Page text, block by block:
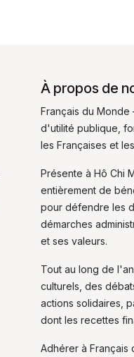
À propos de
Français du Monde
d'utilité publique,
les Françaises et
Présente à Hô Chi
entièrement de
pour défendre les
démarches
et ses valeurs.
Tout au long de
culturels, des
actions solidaires,
dont les recettes
Adhérer à Français